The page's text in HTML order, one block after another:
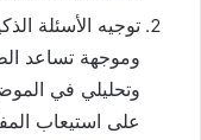
توجيه الأسئلة
وموجهة تساعد
وتحليلي في
على استيعاب